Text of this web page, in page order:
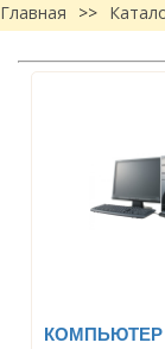
Главная
>>
КОМПЬЮТЕР